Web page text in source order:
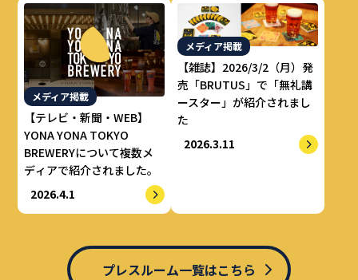
メディア掲載
【テレビ・新聞・WEB】
YONA YONA TOKYO
BREWERYについて複数メ
ディアで紹介されました。
2026.4.1
メディア掲載
【雑誌】2026/3/2（月）発
売「BRUTUS」で「無礼講
ースター」が紹介されまし
た
2026.3.11
プレスルーム一覧はこちら